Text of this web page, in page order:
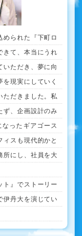
められた『下町ロ
きて、本当にうれ
いただき、夢に向
現実にしていく
ただきました。私
ず、企画設計のみ
ったギアゴース
ィスも現代的かと
所にし、社員を大
ト』でストーリー
伊丹大を演じてい